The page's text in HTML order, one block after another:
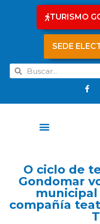
TURISMO
SEDE
O ciclo de
Gondomar
municipal
compañía